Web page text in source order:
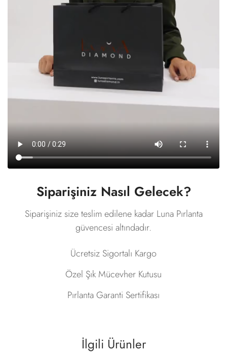
Siparişiniz Nasıl Gelecek?
Siparişiniz size teslim edilene kadar Luna Pırlanta
güvencesi altındadır.
Ücretsiz Sigortalı Kargo
Özel Şık Mücevher Kutusu
Pırlanta Garanti Sertifikası
İlgili Ürünler